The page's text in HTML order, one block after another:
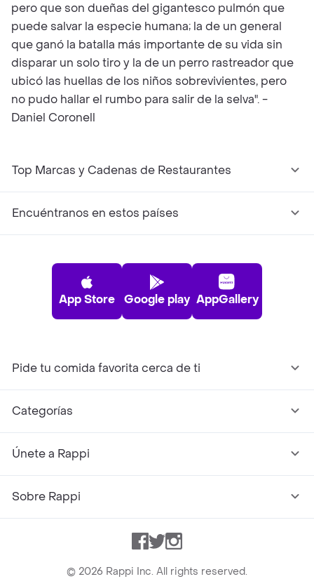
pero que son dueñas del gigantesco pulmón que
puede salvar la especie humana; la de un general
que ganó la batalla más importante de su vida sin
disparar un solo tiro y la de un perro rastreador que
ubicó las huellas de los niños sobrevivientes, pero
no pudo hallar el rumbo para salir de la selva". -
Daniel Coronell
Top Marcas y Cadenas de Restaurantes
Encuéntranos en estos países
App Store Google play AppGallery
Pide tu comida favorita cerca de ti
Categorías
Únete a Rappi
Sobre Rappi
Facebook
TwitterInstagram
© 2026 Rappi Inc. All rights reserved.